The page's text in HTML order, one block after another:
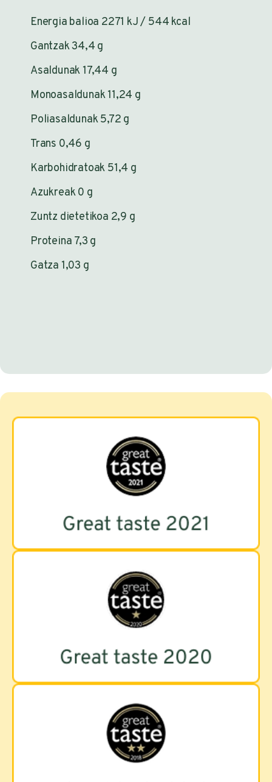
Energia balioa 2271 kJ / 544 kcal
Gantzak 34,4 g
Asaldunak 17,44 g
Monoasaldunak 11,24 g
Poliasaldunak 5,72 g
Trans 0,46 g
Karbohidratoak 51,4 g
Azukreak 0 g
Zuntz dietetikoa 2,9 g
Proteina 7,3 g
Gatza 1,03 g